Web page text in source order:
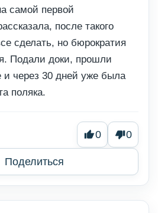
самой первой
после такого
сделать, но бюрократия
Подали доки, прошли
и через 30 дней уже была
поляка.
0 0
Поделиться